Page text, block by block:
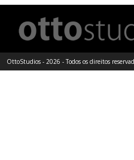
OttoStudios - 2026 - Todos os direitos